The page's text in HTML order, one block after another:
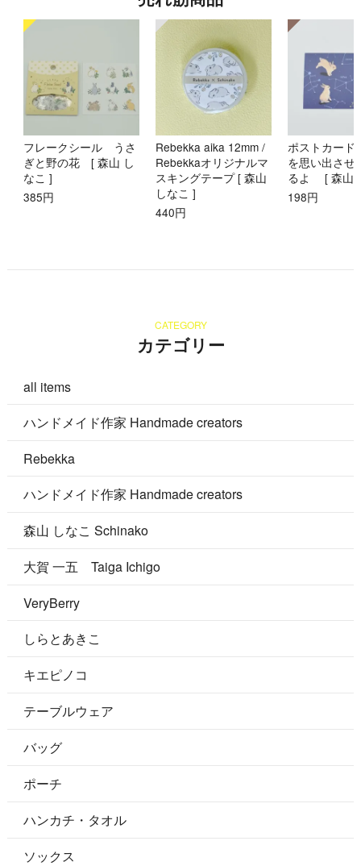
フレークシール うさ
ぎと野の花 [ 森山 し
なこ ]
385円
Rebekka aika 12mm /
Rebekkaオリジナルマ
スキングテープ [ 森山
しなこ ]
440円
ポストカー
を思い出させ
るよ [ 森山
198円
CATEGORY
カテゴリー
all items
ハンドメイド作家 Handmade creators
Rebekka
ハンドメイド作家 Handmade creators
森山 しなこ Schinako
大賀 一五 Taiga Ichigo
VeryBerry
しらとあきこ
キエピノコ
テーブルウェア
バッグ
ポーチ
ハンカチ・タオル
ソックス